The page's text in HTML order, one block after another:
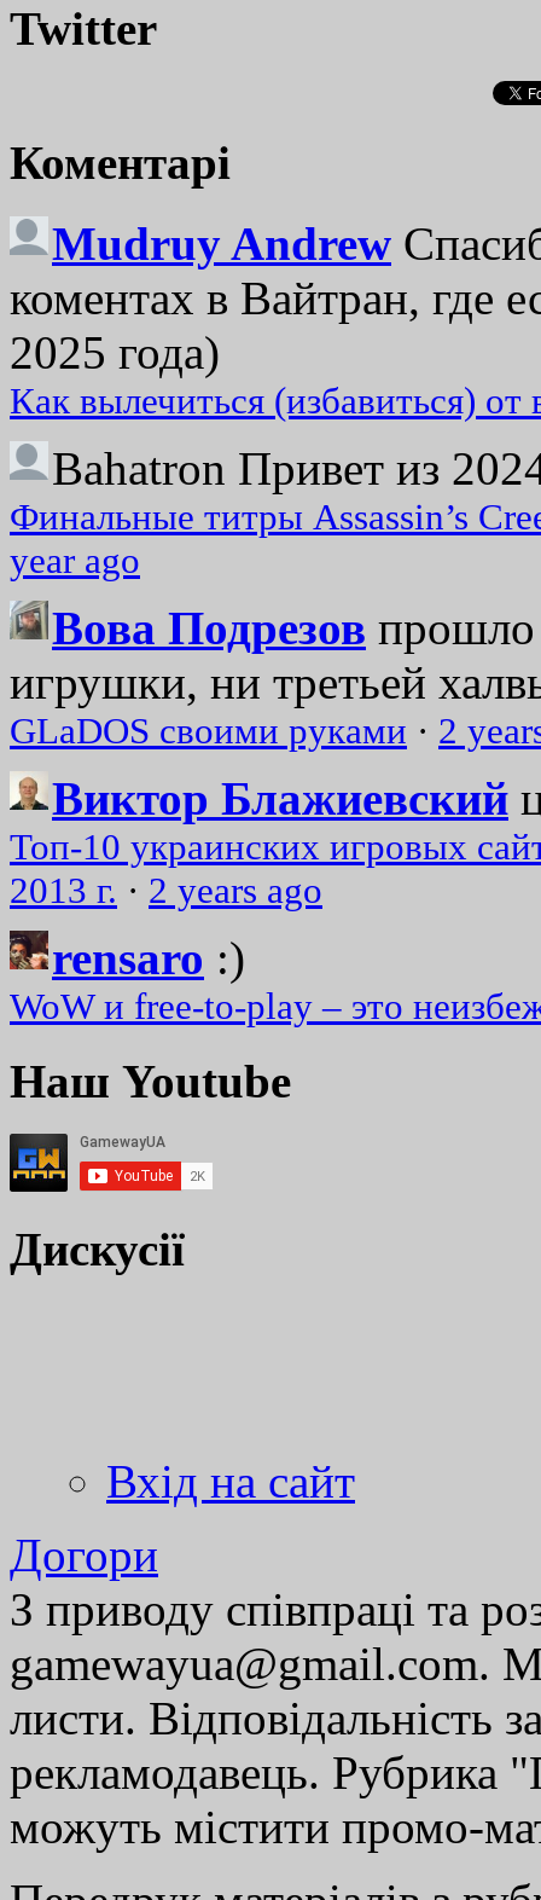
Twitter
Коментарі
Mudruy Andrew
коментах в Вайтран, где
2025 года)
Как вылечиться (избавиться)
Bahatron Привет из
Финальные титры Assassin’s
year ago
Вова Подрезов прошло
игрушки, ни третьей
GLaDOS своими руками · 2
Виктор Блажиевский
Топ-10 украинских игровых
2013 г. · 2 years ago
rensaro :)
WoW и free-to-play – это
Наш Youtube
Дискусії
Вхід на сайт
Догори
З приводу співпраці та
gamewayua@gmail.com.
листи. Відповідальність
рекламодавець. Рубрика
можуть містити промо-